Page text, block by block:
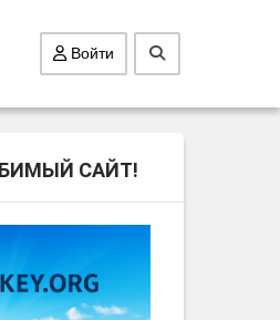
Войти
САЙТ!